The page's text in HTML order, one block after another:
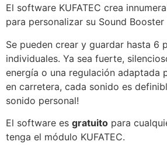
El software KUFATEC crea
para personalizar su Sound Booster
Se pueden crear y guardar hasta 6
individuales. Ya sea fuerte,
energía o una regulación adaptada
en carretera, cada sonido es
sonido personal!
El software es gratuito para
tenga el módulo KUFATEC.